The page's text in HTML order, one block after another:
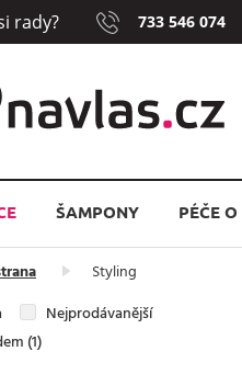
rady? 733 546 074
ŠAMPONY PÉČE
Styling
Nejprodávanější
(1)